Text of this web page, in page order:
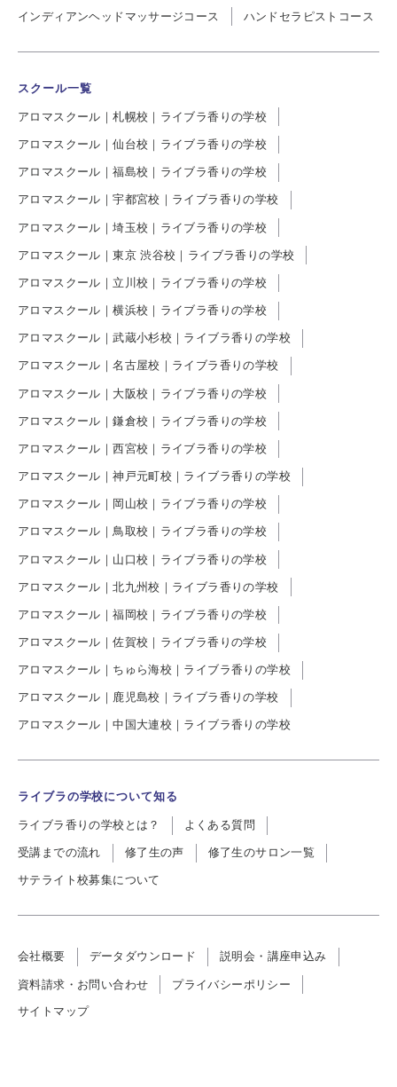
インディアンヘッドマッサージコース ハンドセラピストコース
スクール一覧
アロマスクール｜札幌校｜ライブラ香りの学校
アロマスクール｜仙台校｜ライブラ香りの学校
アロマスクール｜福島校｜ライブラ香りの学校
アロマスクール｜宇都宮校｜ライブラ香りの学校
アロマスクール｜埼玉校｜ライブラ香りの学校
アロマスクール｜東京 渋谷校｜ライブラ香りの学校
アロマスクール｜立川校｜ライブラ香りの学校
アロマスクール｜横浜校｜ライブラ香りの学校
アロマスクール｜武蔵小杉校｜ライブラ香りの学校
アロマスクール｜名古屋校｜ライブラ香りの学校
アロマスクール｜大阪校｜ライブラ香りの学校
アロマスクール｜鎌倉校｜ライブラ香りの学校
アロマスクール｜西宮校｜ライブラ香りの学校
アロマスクール｜神戸元町校｜ライブラ香りの学校
アロマスクール｜岡山校｜ライブラ香りの学校
アロマスクール｜鳥取校｜ライブラ香りの学校
アロマスクール｜山口校｜ライブラ香りの学校
アロマスクール｜北九州校｜ライブラ香りの学校
アロマスクール｜福岡校｜ライブラ香りの学校
アロマスクール｜佐賀校｜ライブラ香りの学校
アロマスクール｜ちゅら海校｜ライブラ香りの学校
アロマスクール｜鹿児島校｜ライブラ香りの学校
アロマスクール｜中国大連校｜ライブラ香りの学校
ライブラの学校について知る
ライブラ香りの学校とは？ よくある質問
受講までの流れ 修了生の声 修了生のサロン一覧
サテライト校募集について
会社概要 データダウンロード 説明会・講座申込み
資料請求・お問い合わせ プライバシーポリシー
サイトマップ